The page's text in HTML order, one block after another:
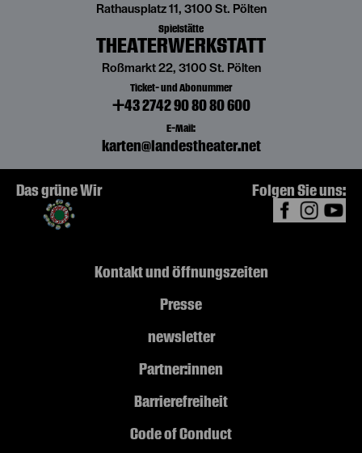
Rathausplatz 11, 3100 St. Pölten
Spielstätte
THEATERWERKSTATT
Roßmarkt 22, 3100 St. Pölten
Ticket- und Abonummer
+43 2742 90 80 80 600
E-Mail:
karten@landestheater.net
Das grüne Wir Folgen Sie uns:
Kontakt und Öffnungszeiten
Presse
newsletter
Partner:innen
Barrierefreiheit
Code of Conduct